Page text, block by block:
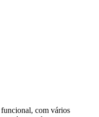
com vários